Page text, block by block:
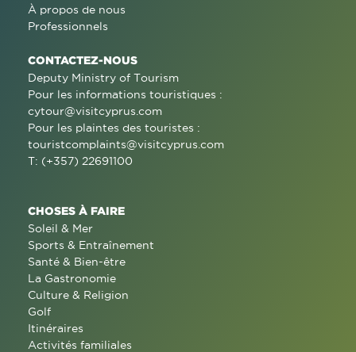
À propos de nous
Professionnels
CONTACTEZ-NOUS
Deputy Ministry of Tourism
Pour les informations touristiques :
cytour@visitcyprus.com
Pour les plaintes des touristes :
touristcomplaints@visitcyprus.com
T: (+357) 22691100
CHOSES À FAIRE
Soleil & Mer
Sports & Entraînement
Santé & Bien-être
La Gastronomie
Culture & Religion
Golf
Itinéraires
Activités familiales